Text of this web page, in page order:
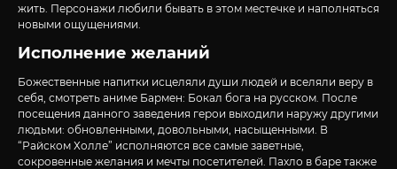
жить. Персонажи любили бывать в этом местечке и наполняться
новыми ощущениями.
Исполнение желаний
Божественные напитки исцеляли души людей и вселяли веру в
себя, смотреть аниме Бармен: Бокал бога на русском. После
посещения данного заведения герои выходили наружу другими
людьми: обновленными, довольными, насыщенными. В
“Райском Холле” исполняются все самые заветные,
сокровенные желания и мечты посетителей. Пахло в баре также